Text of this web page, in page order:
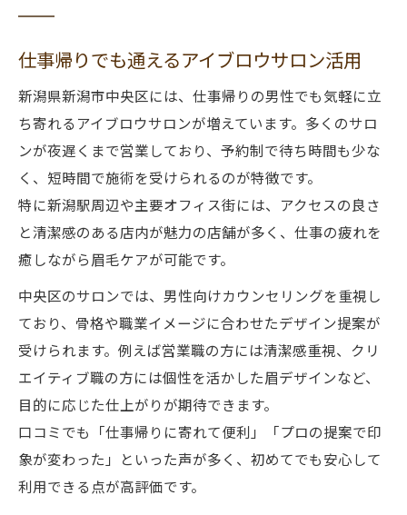
仕事帰りでも通えるアイブロウサロン活用
新潟県新潟市中央区には、仕事帰りの男性でも気軽に立
ち寄れるアイブロウサロンが増えています。多くのサロ
ンが夜遅くまで営業しており、予約制で待ち時間も少な
く、短時間で施術を受けられるのが特徴です。
特に新潟駅周辺や主要オフィス街には、アクセスの良さ
と清潔感のある店内が魅力の店舗が多く、仕事の疲れを
癒しながら眉毛ケアが可能です。
中央区のサロンでは、男性向けカウンセリングを重視し
ており、骨格や職業イメージに合わせたデザイン提案が
受けられます。例えば営業職の方には清潔感重視、クリ
エイティブ職の方には個性を活かした眉デザインなど、
目的に応じた仕上がりが期待できます。
口コミでも「仕事帰りに寄れて便利」「プロの提案で印
象が変わった」といった声が多く、初めてでも安心して
利用できる点が高評価です。